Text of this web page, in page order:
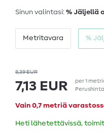
Sinun valintasi: % Jäljellä
Metritavara %
8,39 EUR
7,13 EUR per1
Perushinta
Vain 0,7 metriä
Heti lähetettävissä,